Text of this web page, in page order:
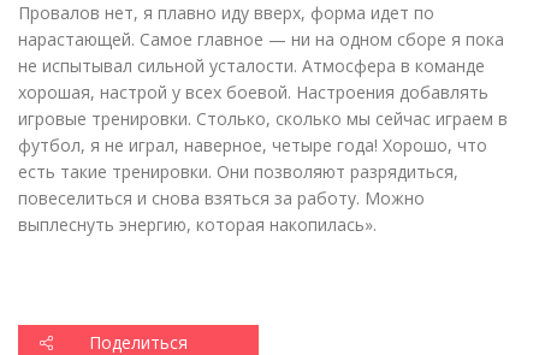
Провалов нет, я плавно иду вверх, форма идет по
нарастающей. Самое главное — ни на одном сборе я пока
не испытывал сильной усталости. Атмосфера в команде
хорошая, настрой у всех боевой. Настроения добавлять
игровые тренировки. Столько, сколько мы сейчас играем в
футбол, я не играл, наверное, четыре года! Хорошо, что
есть такие тренировки. Они позволяют разрядиться,
повеселиться и снова взяться за работу. Можно
выплеснуть энергию, которая накопилась».
Поделиться